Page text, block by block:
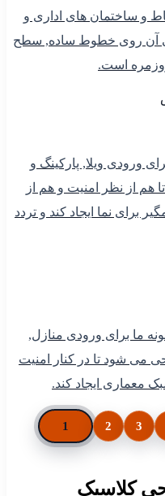
و ساختمان های اداری و
آن روی خطوط ساده, سطح
است.
ورودی ویلا, پارکینگ و
از نظر امنیت و هم از
نما ایجاد کند و تردد
ما برای ورودی منازل,
می شود تا در کنار امنیت
معماری ایجاد کند.
1 2 3
کلاسیک